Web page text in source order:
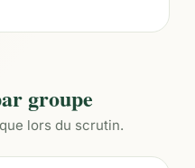
groupe
lors du scrutin.